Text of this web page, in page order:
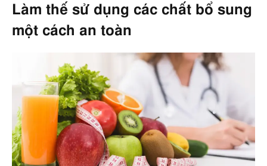
Làm thế sử dụng các chất bổ sung
một cách an toàn